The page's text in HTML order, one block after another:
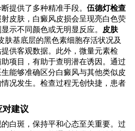
提供了多种精准手段。伍德灯检查
皮肤，白癜风皮损会呈现亮白色荧
示不同颜色或无明显反应。 皮肤
肤基底层的黑色素细胞存活状况及
供客观数据。此外，微量元素检
项目，有助于查明潜在诱因。通过
能够准确区分白癜风与其他类似皮
况发生。检查过程无创快捷，患者
对建议
白斑，保持平和心态至关重要。过